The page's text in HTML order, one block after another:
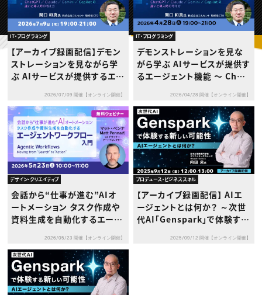
スキルアップしたい！ トップ
デザイン
プログラミング
動画配信・映像制作
編集・ライティング
マーケティング
ディレクション
業界解説・キャリア事情
お役立ち基礎知識
TOP Creator’s コラム
TOP Creator’s コラム トップ
Webクリエイター
アプリクリエイター
ゲームクリエイター
映像クリエイター
マーケッター
クリエイターインタビュー
C＆R Magazine
セミナー
ニュース・トレンド
ニュース・トレンド トップ
Web
映像
ゲーム・エンタメ
広告
出版
CREATIVE VILLAGEからのお知らせ
プロフェッショナル×つながる×メディア
IT・プログラミング
【アーカイブ録画配信】デモン
ストレーションを見ながら学
ぶ AIサービスが提供するエー
Claude／Gemini／Copilo
tの違いと導入時の考え方 〜
2026/07/09 開催【オンライン開催】
IT・プログラミング
デモンストレーションを見な
がら学ぶ AIサービスが提供す
るエージェント機能 〜 Chat
opilotの違いと導入時の考え
方 〜
2026/04/28 開催【オンライン開催】
デザイン・クリエイティブ
会話から“仕事が進む”AIオ
ートメーション タスク作成や
資料生成を自動化するエージ
2026/05/23 開催【オンライン開催】
プロデュース・ビジネススキル
【アーカイブ録画配信】 AIエ
ージェントとは何か？ ～次世
代AI「Genspark」で体験する
2025/09/12 開催【オンライン開催】